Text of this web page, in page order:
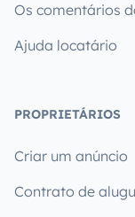
Os comentários
Ajuda locatário
PROPRIETÁRIOS
Criar um anúncio
Contrato de